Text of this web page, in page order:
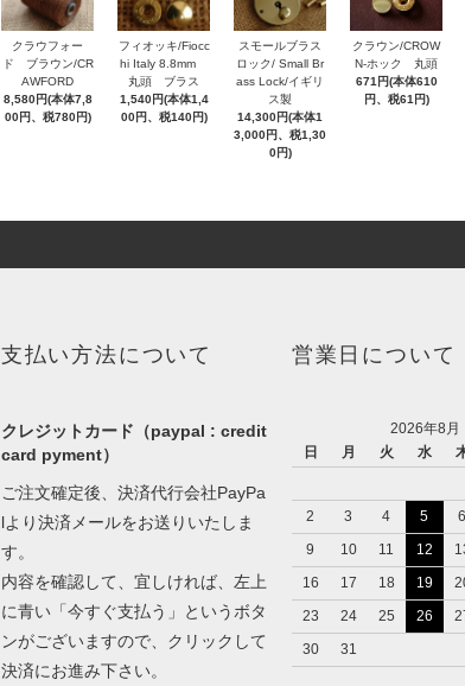
クラウフォー
ド ブラウン/CR
AWFORD
8,580円(本体7,8
00円、税780円)
フィオッキ/Fiocc
hi Italy 8.8mm
丸頭 ブラス
1,540円(本体1,4
00円、税140円)
スモールブラス
ロック/ Small Br
ass Lock/イギリ
ス製
14,300円(本体1
3,000円、税1,30
0円)
クラウン/CROW
N-ホック 丸頭
671円(本体610
円、税61円)
支払い方法について
クレジットカード（paypal : credit
card pyment）
ご注文確定後、決済代行会社PayPa
lより決済メールをお送りいたしま
す。
内容を確認して、宜しければ、左上
に青い「今すぐ支払う」というボタ
ンがございますので、クリックして
決済にお進み下さい。
営業日について
2026年8月
日
月 火 水
2
3 4 5 6
9
10 11 12
16
17 18 19
23
24 25 26
30
31